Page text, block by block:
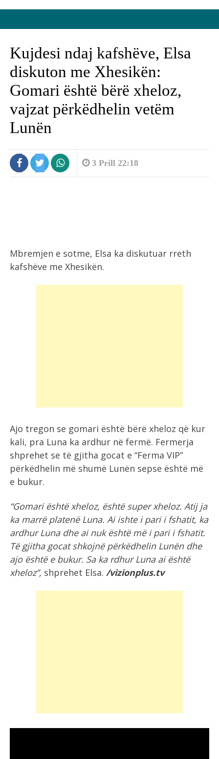
Kujdesi ndaj kafshëve, Elsa
diskuton me Xhesikën:
Gomari është bërë xheloz,
vajzat përkëdhelin vetëm
Lunën
3 Prill 22:18
Mbremjen e sotme, Elsa ka diskutuar rreth
kafshëve me Xhesikën.
Ajo tregon se gomari është bërë xheloz që kur
kali, pra Luna ka ardhur në fermë. Fermerja
shprehet se të gjitha gocat e “Ferma VIP”
përkëdhelin më shumë Lunën sepse është më
e bukur.
“Gomari është xheloz, është super xheloz. Atij ja
ka marrë platenë Luna. Ai ishte i pari i fshatit, ka
ardhur Luna dhe ai nuk është më i pari i fshatit.
Të gjitha gocat shkojnë përkëdhelin Lunën dhe
ajo është e bukur. Sa ka rdhur Luna ai është
xheloz”, shprehet Elsa. /vizionplus.tv